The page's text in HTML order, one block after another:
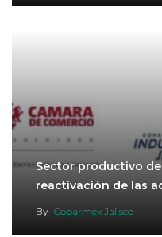
Sector productivo
reactivación de las
By Coparmex Jalisco